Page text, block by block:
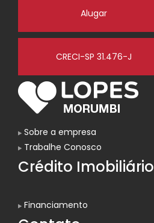
Alugar
CRECI-SP 31.476-J
Sobre a empresa
Trabalhe Conosco
Crédito Imobiliário
Financiamento